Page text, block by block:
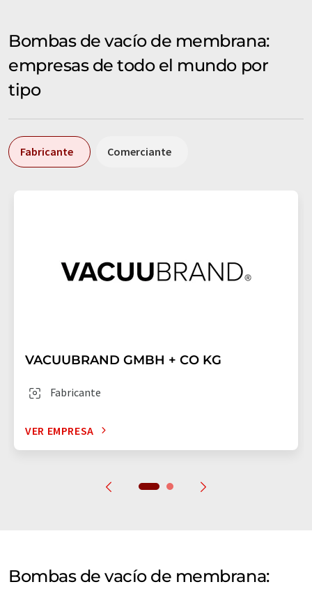
Bombas de vacío de membrana:
empresas de todo el mundo por
tipo
Fabricante Comerciante
VACUUBRAND GMBH + CO KG
Fabricante
VER EMPRESA
Bombas de vacío de membrana: